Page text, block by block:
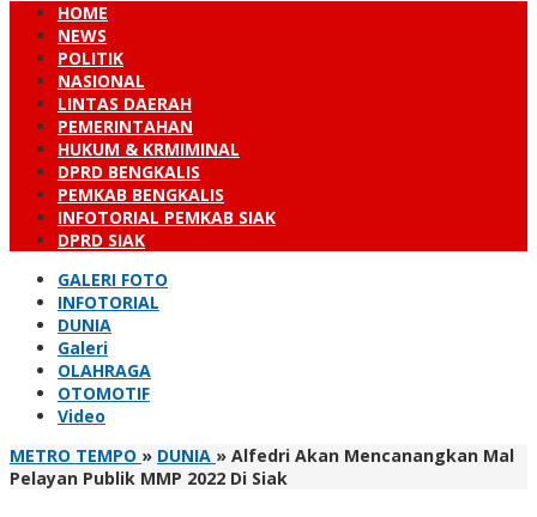
HOME
NEWS
POLITIK
NASIONAL
LINTAS DAERAH
PEMERINTAHAN
HUKUM & KRMIMINAL
DPRD BENGKALIS
PEMKAB BENGKALIS
INFOTORIAL PEMKAB SIAK
DPRD SIAK
GALERI FOTO
INFOTORIAL
DUNIA
Galeri
OLAHRAGA
OTOMOTIF
Video
METRO TEMPO » DUNIA » Alfedri Akan Mencanangkan Mal
Pelayan Publik MMP 2022 Di Siak